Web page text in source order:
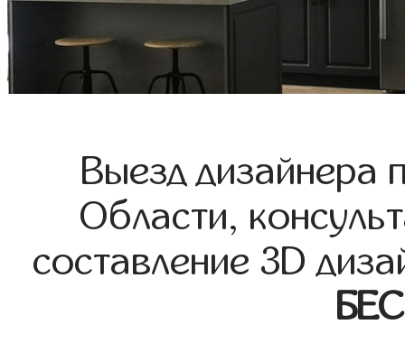
Выезд дизайнера
Области,
составление 3D